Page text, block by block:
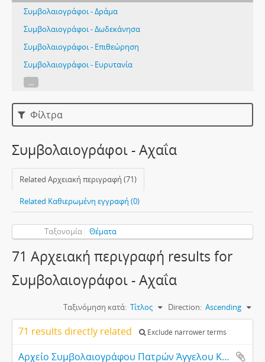
Συμβολαιογράφοι - Δράμα
Συμβολαιογράφοι - Δωδεκάνησα
Συμβολαιογράφοι - Επιθεώρηση
Συμβολαιογράφοι - Ευρυτανία
...
Φίλτρα
Συμβολαιογράφοι - Αχαΐα
Related Αρχειακή περιγραφή (71)
Related Καθιερωμένη εγγραφή (0)
Ταξονομία Θέματα
71 Αρχειακή περιγραφή results for
Συμβολαιογράφοι - Αχαΐα
Ταξινόμηση κατά: Τίτλος Direction: Ascending
71 results directly related Exclude narrower terms
Αρχείο Συμβολαιογράφου Πατρών Άγγελου Κουμανιώτη